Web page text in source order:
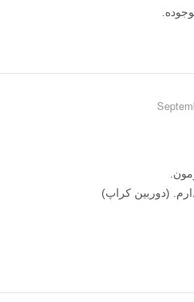
(دوربین کراپ)